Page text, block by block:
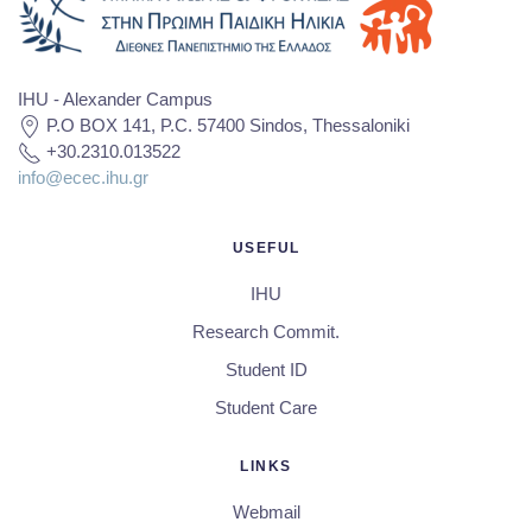
IHU - Alexander Campus
P.O BOX 141, P.C. 57400 Sindos, Thessaloniki
+30.2310.013522
info@ecec.ihu.gr
USEFUL
IHU
Research Commit.
Student ID
Student Care
LINKS
Webmail